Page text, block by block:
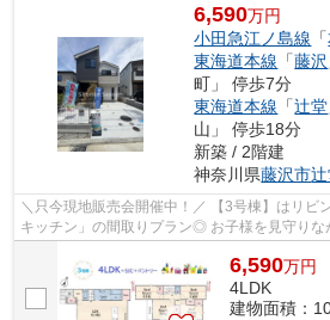
6,590万円
小田急江ノ島線 「
東海道本線 「藤沢
町」 停歩7分
東海道本線 「辻堂
山」 停歩18分
新築 / 2階建
神奈川県藤沢市
＼只今現地販売会開催中！／ 【3号棟】はリビ
キッチン」の間取りプラン◎ お子様を見守りな
LDK18帖あり、家族団らんの場にピッタ...
6,590万円
4LDK
建物面積：